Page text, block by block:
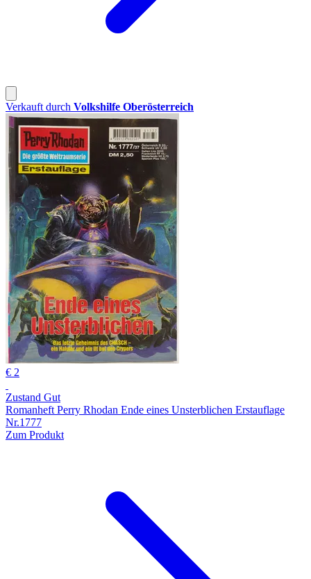
Verkauft durch Volkshilfe Oberösterreich
€ 2
Zustand Gut
Romanheft Perry Rhodan Ende eines Unsterblichen Erstauflage
Nr.1777
Zum Produkt